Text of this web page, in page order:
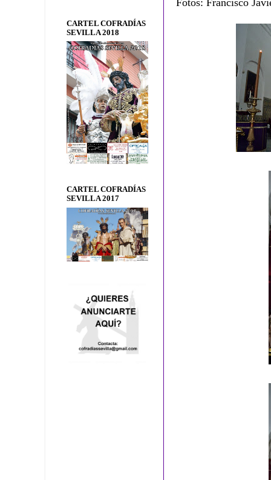
Fotos: Francisco
CARTEL COFRADÍAS
SEVILLA 2018
CARTEL COFRADÍAS
SEVILLA 2017